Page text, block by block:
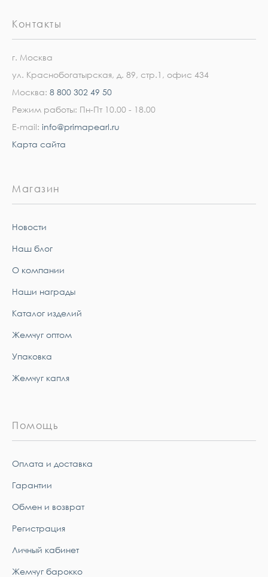
Контакты
г. Москва
ул. Краснобогатырская, д. 89, стр.1, офис 434
Москва: 8 800 302 49 50
Режим работы: Пн-Пт 10.00 - 18.00
E-mail: info@primapearl.ru
Карта сайта
Магазин
Новости
Наш блог
О компании
Наши награды
Каталог изделий
Жемчуг оптом
Упаковка
Жемчуг капля
Помощь
Оплата и доставка
Гарантии
Обмен и возврат
Регистрация
Личный кабинет
Жемчуг барокко